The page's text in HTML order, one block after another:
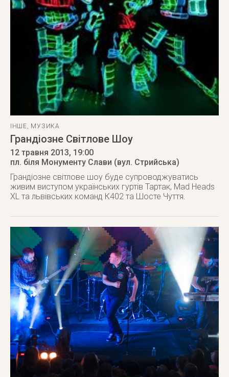
ІНШЕ МУЗИКА
Грандіозне Світлове Шоу
12 травня 2013, 19:00
пл. біля Монументу Слави (вул. Стрийська)
Грандіозне світлове шоу буде супроводжуватись
живим виступом українських гуртів Тартак, Mad Heads
XL та львівських команд К402 та Шосте Чуття.